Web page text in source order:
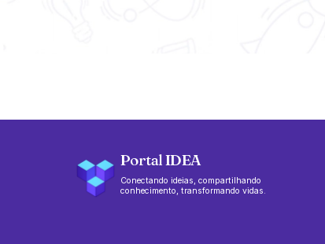
Portal IDEA
Conectando ideias, compartilhando
conhecimento, transformando vidas.